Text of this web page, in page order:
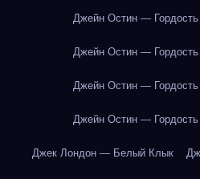
Джейн Остин —
Джейн Остин —
Джейн Остин —
Джейн Остин —
Джек Лондон — Белый Клык